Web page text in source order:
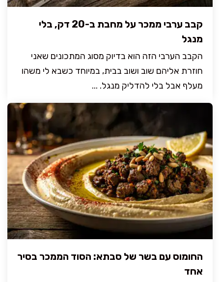
קבב ערבי ממכר על מחבת ב-20 דק, בלי
מנגל
הקבב הערבי הזה הוא בדיוק מסוג המתכונים שאני
חוזרת אליהם שוב ושוב בבית, במיוחד כשבא לי משהו
מעלף אבל בלי להדליק מנגל. ...
החומוס עם בשר של סבתא: הסוד הממכר בסיר
אחד